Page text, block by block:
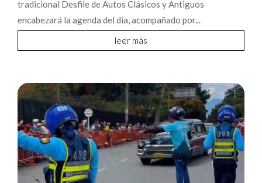
tradicional Desfile de Autos Clásicos y Antiguos
encabezará la agenda del día, acompañado por...
leer más